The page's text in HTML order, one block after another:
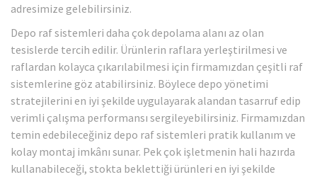
adresimize gelebilirsiniz.
Depo raf sistemleri daha çok depolama alanı az olan
tesislerde tercih edilir. Ürünlerin raflara yerleştirilmesi ve
raflardan kolayca çıkarılabilmesi için firmamızdan çeşitli raf
sistemlerine göz atabilirsiniz. Böylece depo yönetimi
stratejilerini en iyi şekilde uygulayarak alandan tasarruf edip
verimli çalışma performansı sergileyebilirsiniz. Firmamızdan
temin edebileceğiniz depo raf sistemleri pratik kullanım ve
kolay montaj imkânı sunar. Pek çok işletmenin hali hazırda
kullanabileceği, stokta beklettiği ürünleri en iyi şekilde